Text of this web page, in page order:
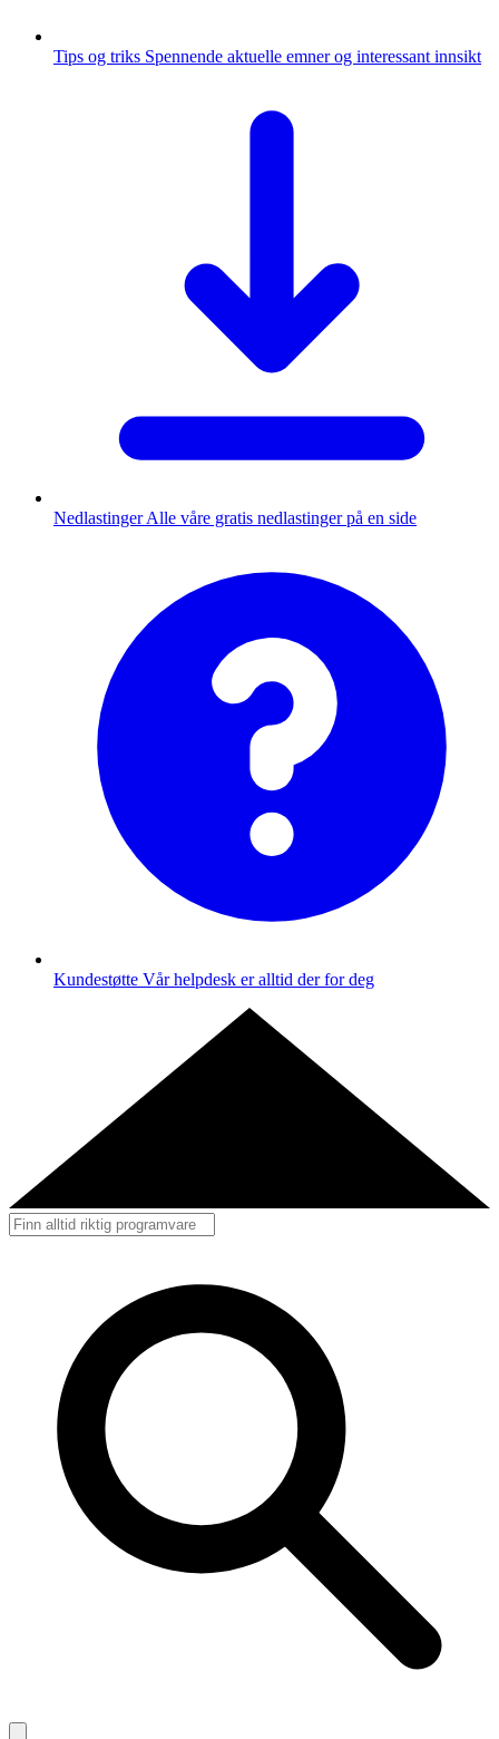
Tips og triks Spennende aktuelle emner og interessant innsikt
Nedlastinger Alle våre gratis nedlastinger på en side
Kundestøtte Vår helpdesk er alltid der for deg